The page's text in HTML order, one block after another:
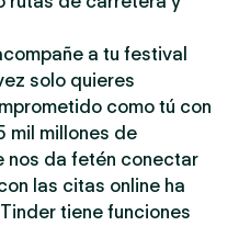
a tu festival
solo quieres
como tú con
mil millones de
nos da fetén conectar
las citas online ha
tiene funciones